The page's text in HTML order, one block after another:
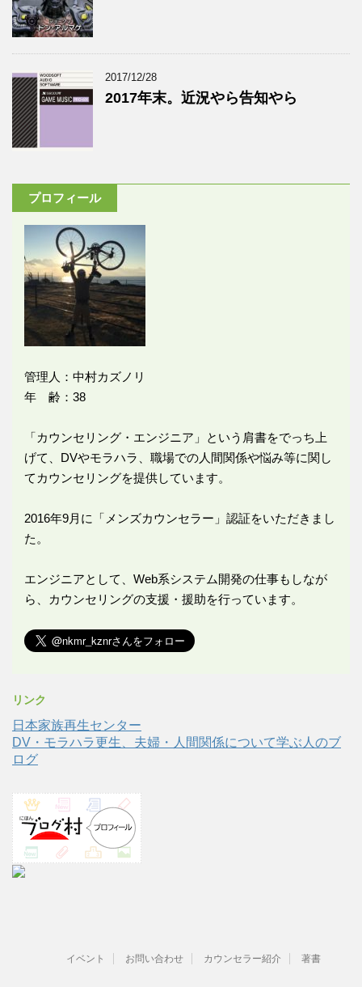
2017/12/28
2017年末。近況やら告知やら
プロフィール
管理人：中村カズノリ
年 齢：38
「カウンセリング・エンジニア」という肩書をでっち上
げて、DVやモラハラ、職場での人間関係や悩み等に関し
てカウンセリングを提供しています。
2016年9月に「メンズカウンセラー」認証をいただきまし
た。
エンジニアとして、Web系システム開発の仕事もしなが
ら、カウンセリングの支援・援助を行っています。
リンク
日本家族再生センター
DV・モラハラ更生、夫婦・人間関係について学ぶ人のブ
ログ
イベント お問い合わせ カウンセラー紹介 著書